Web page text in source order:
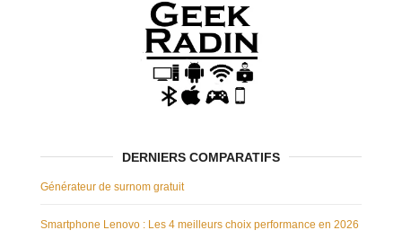
DERNIERS COMPARATIFS
Générateur de surnom gratuit
Smartphone Lenovo : Les 4 meilleurs choix performance en 2026